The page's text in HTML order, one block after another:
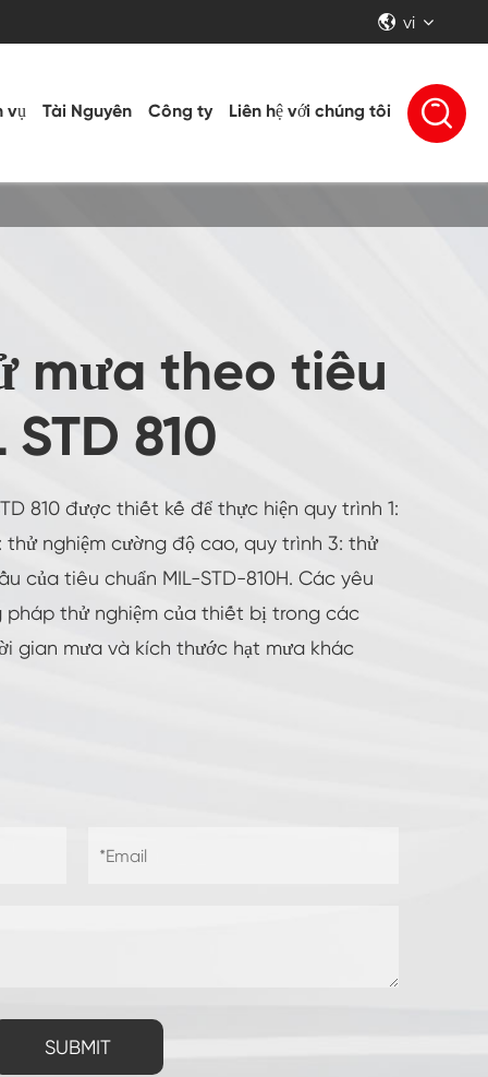
 vi
vụ Tài Nguyên Công ty Liên hệ với chúng tôi 
mưa theo tiêu
810
810 được thiết kế để thực hiện quy trình 1:
nghiệm cường độ cao, quy trình 3: thử
của tiêu chuẩn MIL-STD-810H. Các yêu
pháp thử nghiệm của thiết bị trong các
gian mưa và kích thước hạt mưa khác
SUBMIT